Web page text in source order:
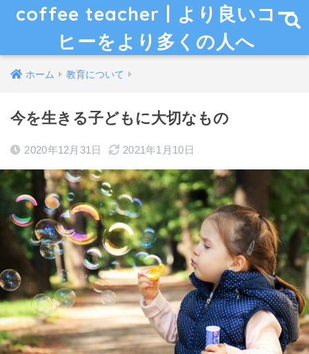
coffee teacher | より良いコー
ヒーをより多くの人へ
ホーム 教育について
今を生きる子どもに大切なもの
2020年12月31日 2021年1月10日